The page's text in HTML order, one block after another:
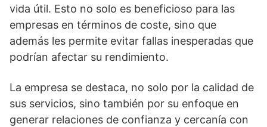
vida útil. Esto no solo es beneficioso para las
empresas en términos de coste, sino que
además les permite evitar fallas inesperadas que
podrían afectar su rendimiento.
La empresa se destaca, no solo por la calidad de
sus servicios, sino también por su enfoque en
generar relaciones de confianza y cercanía con